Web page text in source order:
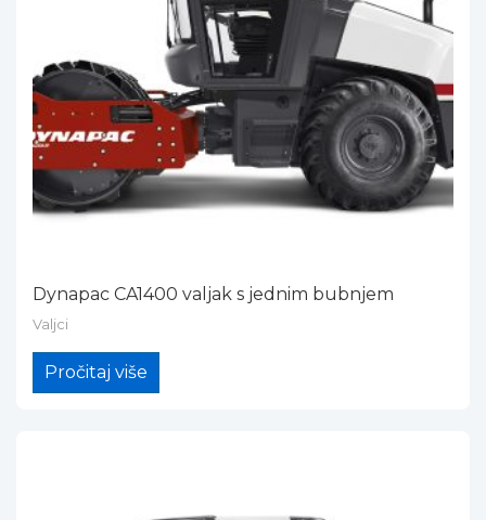
Dynapac CA1400 valjak s jednim bubnjem
Valjci
Pročitaj više